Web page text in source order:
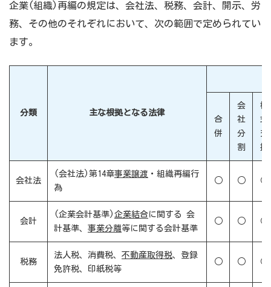
企業(組織)再編の規定は、会社法、税務、会計、開示、労
務、その他のそれぞれにおいて、次の範囲で定められてい
ます。
分類 主な根拠となる法律
合
併
会
社
分
割
株
式
交
換
会社法
(会社法)第14章事業譲渡 ・組織再編行
為
○ ○ ○
会計
(企業会計基準) 企業結合に関する 会
計基準、 事業分離等に関する会計基準
○ ○ ○
税務
法人税、消費税、 不動産取得税、登録
免許税、印紙税等
○ ○ ○